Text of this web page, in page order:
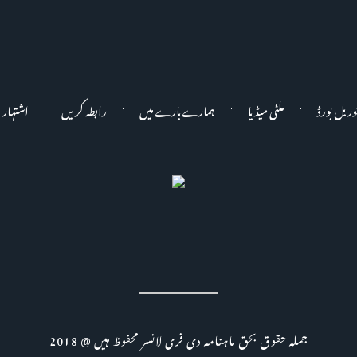
بورڈ ملٹی میڈیا ہمارے بارے میں رابطہ کریں
جملہ حقوق بحق ماہنامہ دی فری لانسر محفوظ ہیں @ 2018